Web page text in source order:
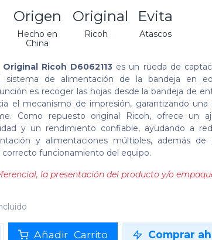
Evita
Atascos
Original
Ricoh
Origen
Hecho en
China
Ricoh D6062113 es un rueda de
sistema de alimentación de la bandeja en
es recoger las hojas desde la bandeja de
el mecanismo de impresión, garantizando una
Como repuesto original Ricoh, ofrece un
y un rendimiento confiable, ayudando a
y alimentaciones múltiples, además de
funcionamiento del equipo.
la presentación del producto y/o
Añadir Carrito Comprar